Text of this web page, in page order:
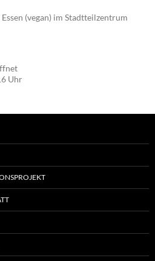
(vegan) im Stadtteilzentrum
Uhr